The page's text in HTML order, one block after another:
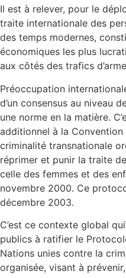
Il est à relever, pour le
traite internationale des
des temps modernes,
économiques les plus
aux côtés des trafics
Préoccupation
d’un consensus au niveau
une norme en la matière.
additionnel à la
criminalité transnationale
réprimer et punir la traite
celle des femmes et des
novembre 2000. Ce
décembre 2003.
C’est ce contexte global
publics à ratifier le
Nations unies contre la
organisée, visant à